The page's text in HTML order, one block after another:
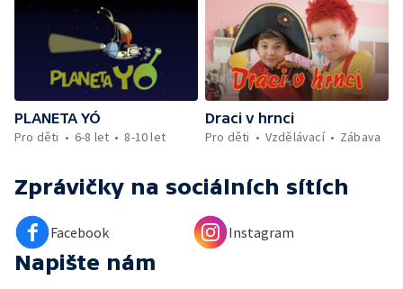
PLANETA YÓ
Pro děti
6-8 let 8-10 let
Draci v hrnci
Pro děti
Vzdělávací Zábava
Zprávičky na sociálních sítích
Facebook Instagram
Napište nám